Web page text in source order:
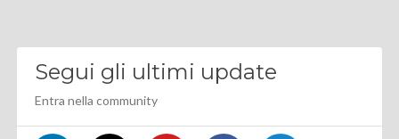
Segui gli ultimi update
Entra nella community